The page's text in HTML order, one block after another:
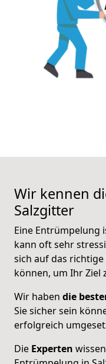
Wir kennen
Salzgitter
Eine Entrümpelung
kann oft sehr
sich auf das
können, um Ihr Ziel
Wir haben die
Sie sicher sein
erfolgreich
Die Experten